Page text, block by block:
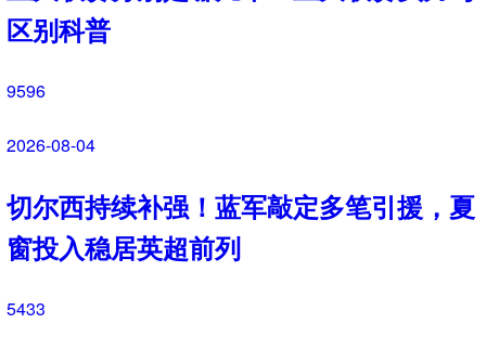
德甲夏窗动态！多特持续追逐18岁天
才卡雷查斯
5415
2026-07-29
官方官宣！纽卡斯尔联签下阿拉吉·班
巴，新援身披8号战袍